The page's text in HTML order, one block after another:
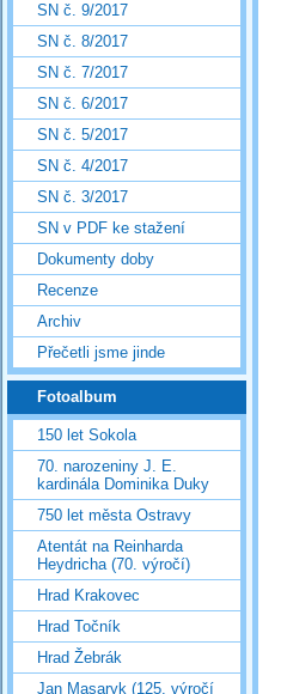
SN č. 9/2017
SN č. 8/2017
SN č. 7/2017
SN č. 6/2017
SN č. 5/2017
SN č. 4/2017
SN č. 3/2017
SN v PDF ke stažení
Dokumenty doby
Recenze
Archiv
Přečetli jsme jinde
Fotoalbum
150 let Sokola
70. narozeniny J. E.
kardinála Dominika Duky
750 let města Ostravy
Atentát na Reinharda
Heydricha (70. výročí)
Hrad Krakovec
Hrad Točník
Hrad Žebrák
Jan Masaryk (125. výročí